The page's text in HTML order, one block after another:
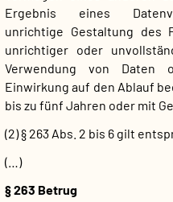
Ergebnis eines
unrichtige Gestaltung des
unrichtiger oder
Verwendung von Daten
Einwirkung auf den Ablauf
bis zu fünf Jahren oder mit
(2) § 263 Abs. 2 bis 6 gilt
(…)
§ 263 Betrug